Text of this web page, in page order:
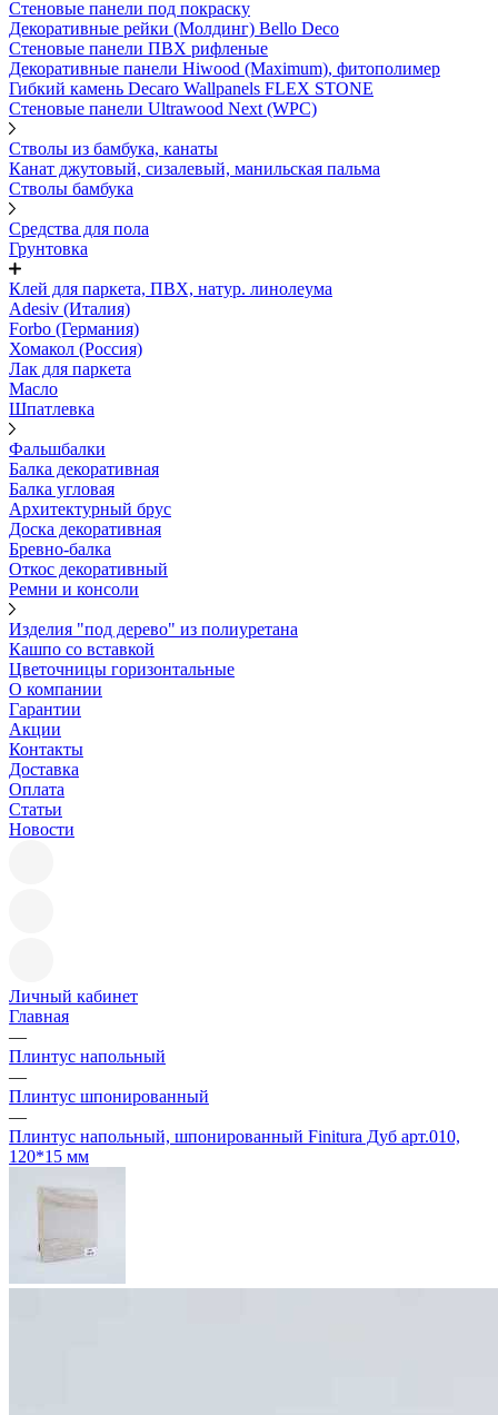
Стеновые панели под покраску
Декоративные рейки (Молдинг) Bello Deco
Стеновые панели ПВХ рифленыe
Декоративные панели Hiwood (Maximum), фитополимер
Гибкий камень Decaro Wallpanels FLEX STONE
Стеновые панели Ultrawood Next (WPC)
Стволы из бамбука, канаты
Канат джутовый, сизалевый, манильская пальма
Стволы бамбука
Средства для пола
Грунтовка
Клей для паркета, ПВХ, натур. линолеума
Adesiv (Италия)
Forbo (Германия)
Хомакол (Россия)
Лак для паркета
Масло
Шпатлевка
Фальшбалки
Балка декоративная
Балка угловая
Архитектурный брус
Доска декоративная
Бревно-балка
Откос декоративный
Ремни и консоли
Изделия "под дерево" из полиуретана
Кашпо со вставкой
Цветочницы горизонтальные
О компании
Гарантии
Акции
Контакты
Доставка
Оплата
Статьи
Новости
Личный кабинет
Главная
—
Плинтус напольный
—
Плинтус шпонированный
—
Плинтус напольный, шпонированный Finitura Дуб арт.010,
120*15 мм